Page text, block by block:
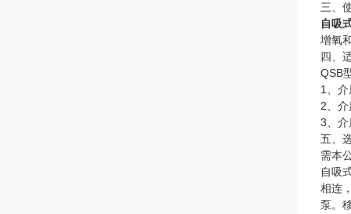
三、
自吸
增氧
四、
QSB
1、
2、
3、
五、
需本
自吸
相连
泵。